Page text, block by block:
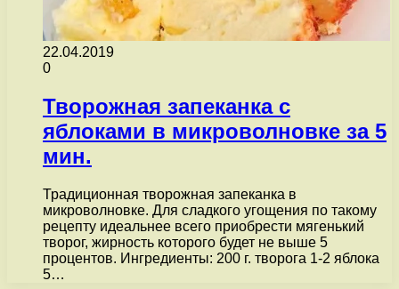
22.04.2019
0
Творожная запеканка с
яблоками в микроволновке за 5
мин.
Традиционная творожная запеканка в
микроволновке. Для сладкого угощения по такому
рецепту идеальнее всего приобрести мягенький
творог, жирность которого будет не выше 5
процентов. Ингредиенты: 200 г. творога 1-2 яблока
5…